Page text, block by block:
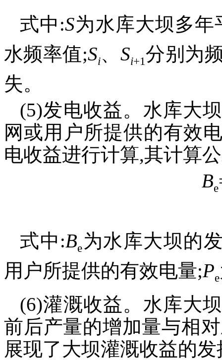
式中:S为水库大坝多
水频率值;Si、 Si+1分别为
失。
(5)发电收益。水库大
网或用户所提供的有效
电收益进行计算,其计算
Be
式中:Be为水库大坝的
用户所提供的有效电量;Pe
(6)灌溉收益。水库大
前后产量的增加量与相
展现了大坝灌溉收益的